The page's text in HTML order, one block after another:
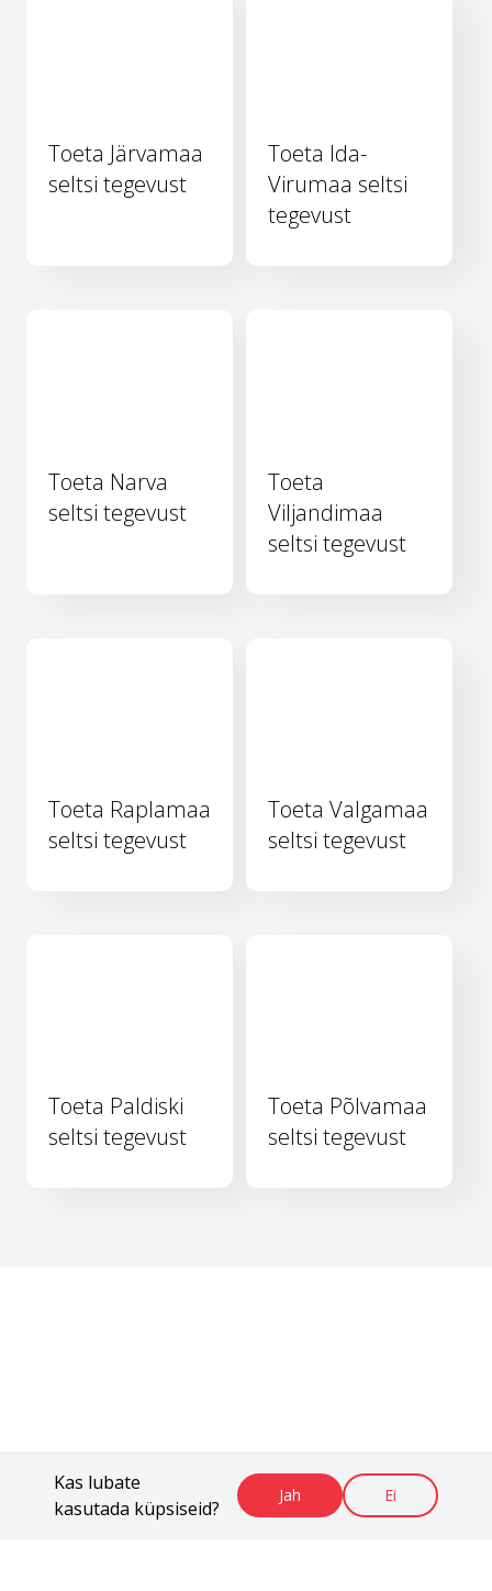
Kas lubate
kasutada küpsiseid?
Jah Ei
Toeta Järvamaa
seltsi tegevust
Toeta Ida-
Virumaa seltsi
tegevust
Toeta Narva
seltsi tegevust
Toeta
Viljandimaa
seltsi tegevust
Toeta Raplamaa
seltsi tegevust
Toeta Valgamaa
seltsi tegevust
Toeta Paldiski
seltsi tegevust
Toeta Põlvamaa
seltsi tegevust